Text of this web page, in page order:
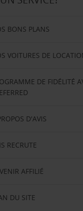
BONS PLANS
VOITURES DE
DE FIDÉLITÉ
D'AVIS
RECRUTE
AFFILIÉ
DU SITE